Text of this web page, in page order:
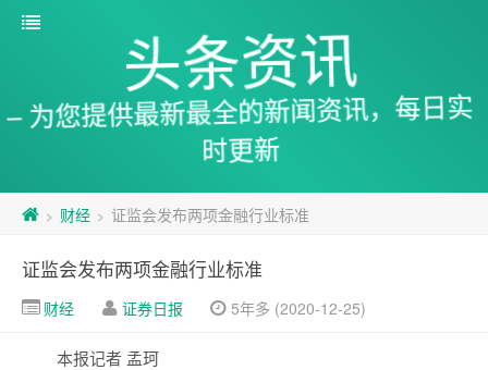
头条资讯
– 为您提供最新最全的新闻资讯，每日实
时更新
> 财经 > 证监会发布两项金融行业标准
证监会发布两项金融行业标准
财经 证券日报 5年多 (2020-12-25)
本报记者 孟珂